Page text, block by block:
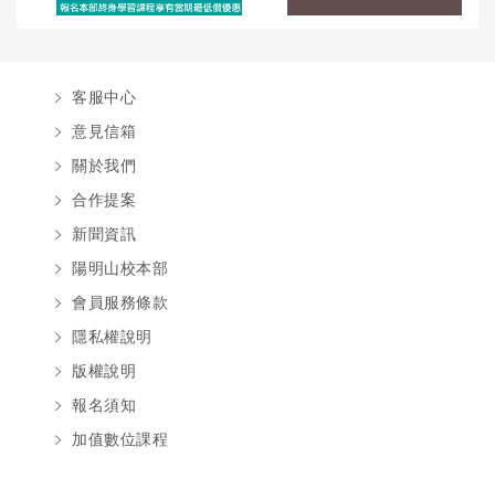
客服中心
意見信箱
關於我們
合作提案
新聞資訊
陽明山校本部
會員服務條款
隱私權說明
版權說明
報名須知
加值數位課程